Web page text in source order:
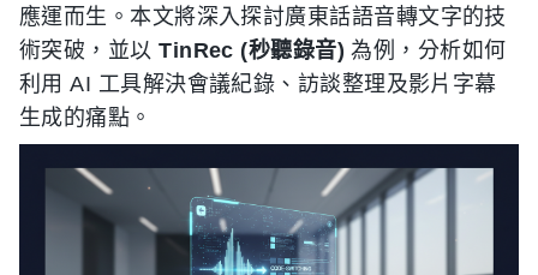
應運而生。本文將深入探討廣東話語音轉文字的技
術突破，並以TinRec (秒聽錄音) 為例，分析如何
利用 AI 工具解決會議紀錄、訪談整理及影片字幕
生成的痛點。